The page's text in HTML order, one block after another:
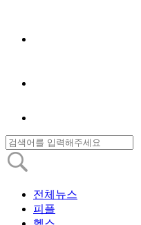
전체뉴스
피플